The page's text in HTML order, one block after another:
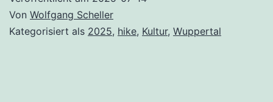
Von Wolfgang Scheller
Kategorisiert als 2025, hike, Kultur, Wuppertal